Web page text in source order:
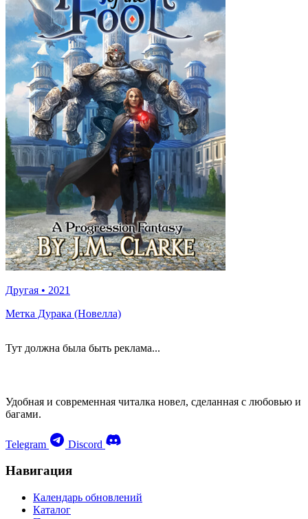
Другая • 2021
Метка Дурака (Новелла)
Тут должна была быть реклама...
Удобная и современная читалка новел, сделанная с любовью и
багами.
Telegram Discord
Навигация
Календарь обновлений
Каталог